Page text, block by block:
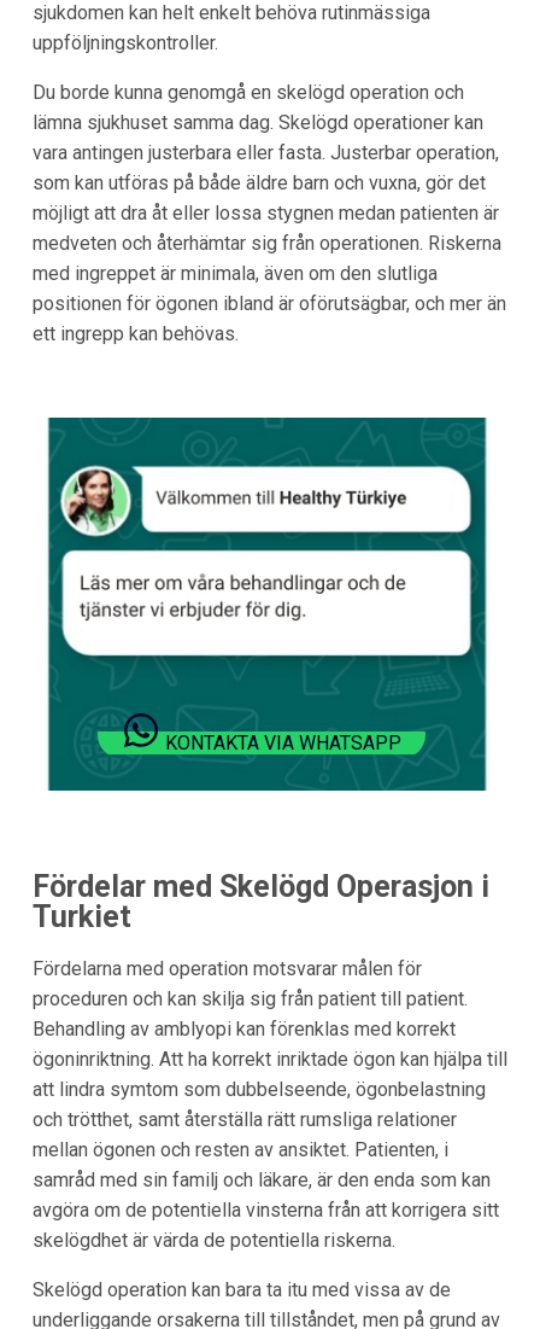
sjukdomen kan helt enkelt behöva rutinmässiga
uppföljningskontroller.
Du borde kunna genomgå en skelögd operation och
lämna sjukhuset samma dag. Skelögd operationer kan
vara antingen justerbara eller fasta. Justerbar operation,
som kan utföras på både äldre barn och vuxna, gör det
möjligt att dra åt eller lossa stygnen medan patienten är
medveten och återhämtar sig från operationen. Riskerna
med ingreppet är minimala, även om den slutliga
positionen för ögonen ibland är oförutsägbar, och mer än
ett ingrepp kan behövas.
KONTAKTA VIA WHATSAPP
Fördelar med Skelögd Operasjon i
Turkiet
Fördelarna med operation motsvarar målen för
proceduren och kan skilja sig från patient till patient.
Behandling av amblyopi kan förenklas med korrekt
ögoninriktning. Att ha korrekt inriktade ögon kan hjälpa till
att lindra symtom som dubbelseende, ögonbelastning
och trötthet, samt återställa rätt rumsliga relationer
mellan ögonen och resten av ansiktet. Patienten, i
samråd med sin familj och läkare, är den enda som kan
avgöra om de potentiella vinsterna från att korrigera sitt
skelögdhet är värda de potentiella riskerna.
Skelögd operation kan bara ta itu med vissa av de
underliggande orsakerna till tillståndet, men på grund av